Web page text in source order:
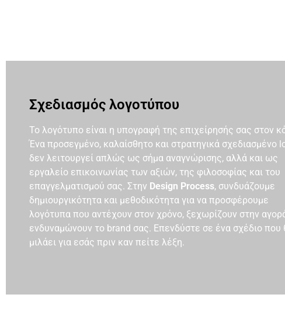
Σχεδιασμός λογοτύπου
Το λογότυπο είναι η υπογραφή της επιχείρησής σας στον
Ένα προσεγμένο, καλαίσθητο και στρατηγικά σχεδιασμένο
δεν λειτουργεί απλώς ως σήμα αναγνώρισης, αλλά και ως
εργαλείο επικοινωνίας των αξιών, της φιλοσοφίας και του
επαγγελματισμού σας. Στην Design Process, συνδυάζουμε
δημιουργικότητα και μεθοδικότητα για να προσφέρουμε
λογότυπα που αντέχουν στον χρόνο, ξεχωρίζουν στην
ενδυναμώνουν το brand σας. Επενδύστε σε ένα σχέδιο που
μιλάει για εσάς πριν καν πείτε λέξη.